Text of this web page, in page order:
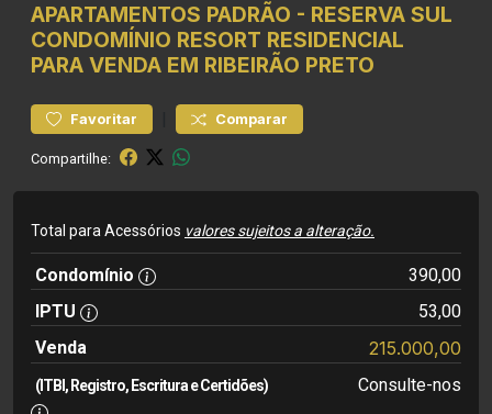
APARTAMENTOS PADRÃO - RESERVA SUL
CONDOMÍNIO RESORT RESIDENCIAL
PARA VENDA EM RIBEIRÃO PRETO
Favoritar Comparar
Compartilhe:
Total para Acessórios valores sujeitos a alteração.
Condomínio
390,00
IPTU
53,00
Venda
215.000,00
(ITBI, Registro, Escritura e Certidões) Consulte-nos